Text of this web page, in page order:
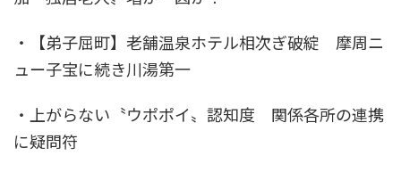
・【弟子屈町】老舗温泉ホテル相次ぎ破綻 摩周ニ
ュー子宝に続き川湯第一
・上がらない〝ウポポイ〟認知度 関係各所の連携
に疑問符